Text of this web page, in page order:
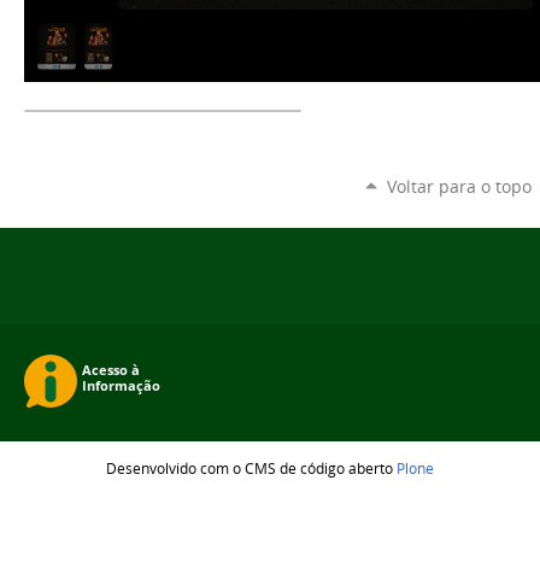
Voltar para o topo
Desenvolvido com o CMS de código aberto Plone